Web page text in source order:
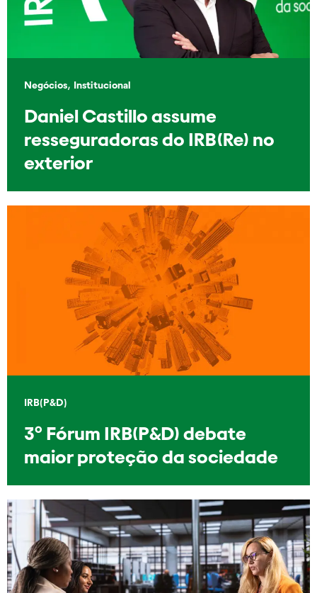
Negócios, Institucional
Daniel Castillo assume
resseguradoras do IRB(Re) no
exterior
IRB(P&D)
3º Fórum IRB(P&D) debate
maior proteção da sociedade